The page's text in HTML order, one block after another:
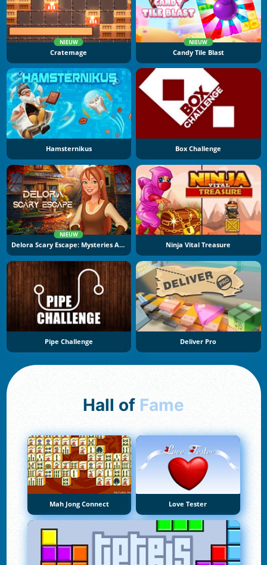
NIEUW
Cratemage
NIEUW
Candy Tile Blast
Hamsternikus Box Challenge
NIEUW
Delora Scary Escape: Mysteries Adventure Ninja Vital Treasure
Pipe Challenge Deliver Pro
Hall of Fame
Mah Jong Connect Love Tester